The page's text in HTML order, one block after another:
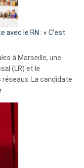
Algérie
le RN : « C’est
à Marseille, une
(LR) et le
La candidate
Martine
Vassal
d’alliance
secrète